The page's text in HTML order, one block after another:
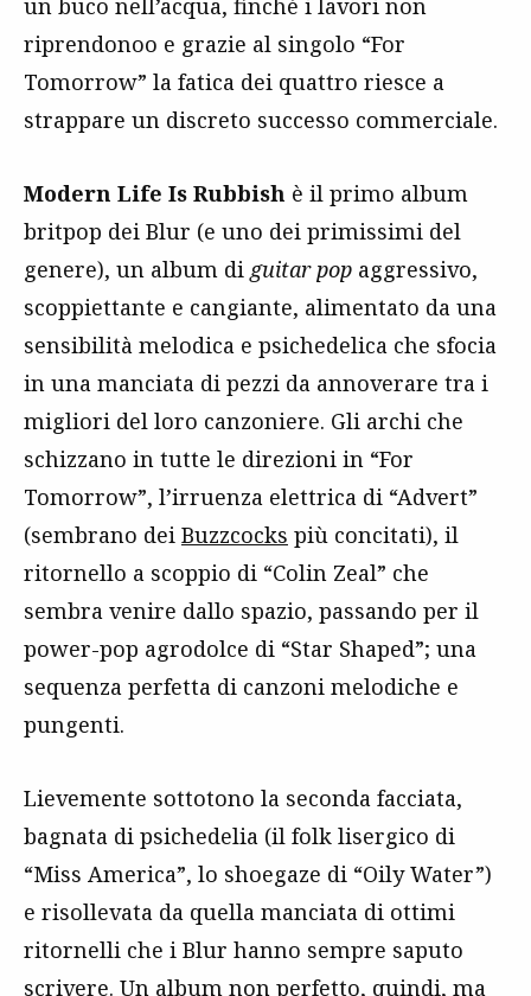
riprendonoo e grazie al singolo “For
Tomorrow” la fatica dei quattro riesce a
strappare un discreto successo commerciale.
Modern Life Is Rubbish è il primo album
britpop dei Blur (e uno dei primissimi del
genere), un album di guitar pop aggressivo,
scoppiettante e cangiante, alimentato da una
sensibilità melodica e psichedelica che sfocia
in una manciata di pezzi da annoverare tra i
migliori del loro canzoniere. Gli archi che
schizzano in tutte le direzioni in “For
Tomorrow”, l’irruenza elettrica di “Advert”
(sembrano dei Buzzcocks più concitati), il
ritornello a scoppio di “Colin Zeal” che
sembra venire dallo spazio, passando per il
power-pop agrodolce di “Star Shaped”; una
sequenza perfetta di canzoni melodiche e
pungenti.
Lievemente sottotono la seconda facciata,
bagnata di psichedelia (il folk lisergico di
“Miss America”, lo shoegaze di “Oily Water”)
e risollevata da quella manciata di ottimi
ritornelli che i Blur hanno sempre saputo
scrivere. Un album non perfetto, quindi, ma